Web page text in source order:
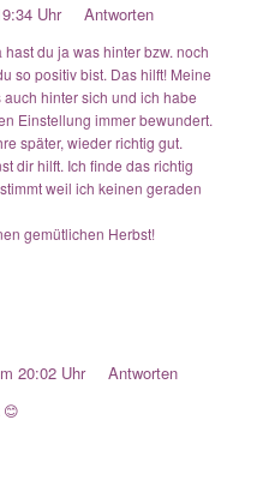
Uhr
Antworten
du ja was hinter bzw. noch
so positiv bist. Das hilft! Meine
hinter sich und ich habe
Einstellung immer bewundert.
später, wieder richtig gut.
dir hilft. Ich finde das richtig
weil ich keinen geraden
gemütlichen Herbst!
20:02 Uhr Antworten